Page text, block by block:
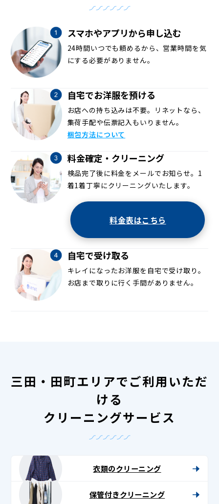
スマホやアプリから申し込む
24時間いつでも頼めるから、営業時間を気
にする必要がありません。
自宅でお洋服を預ける
お店への持ち込みは不要。リネットなら、
集荷手配や伝票記入もいりません。
梱包方法について
料金確定・クリーニング
検品完了後に料金をメールでお知らせ。1
着1着丁寧にクリーニングいたします。
料金表はこちら
自宅で受け取る
キレイになったお洋服を自宅で受け取り。
お店まで取りに行く手間がありません。
三田・田町エリアでご利用いただ
ける
クリーニングサービス
衣類のクリーニング
保管付きクリーニング